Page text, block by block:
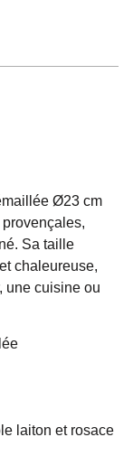
Ø23 cm
Sa taille
chaleureuse,
une cuisine ou
laiton et rosace